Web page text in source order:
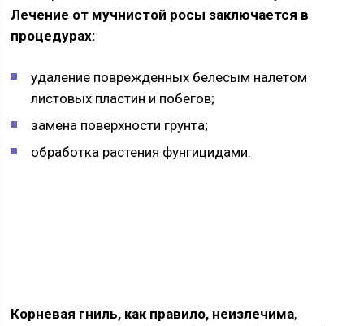
Лечение от мучнистой росы заключается в
процедурах:
удаление поврежденных белесым налетом
листовых пластин и побегов;
замена поверхности грунта;
обработка растения фунгицидами.
Корневая гниль, как правило, неизлечима,